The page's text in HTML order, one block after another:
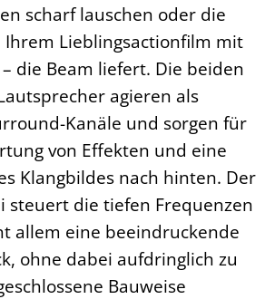
scharf lauschen oder die
Ihrem Lieblingsactionfilm mit
die Beam liefert. Die beiden
agieren als
Kanäle und sorgen für
von Effekten und eine
Klangbildes nach hinten. Der
steuert die tiefen Frequenzen
allem eine beeindruckende
ohne dabei aufdringlich zu
Bauweise